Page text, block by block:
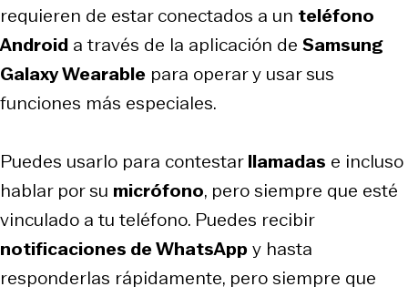
requieren de estar conectados a un teléfono
Android a través de la aplicación de Samsung
Galaxy Wearable para operar y usar sus
funciones más especiales.
Puedes usarlo para contestarllamadas e incluso
hablar por su micrófono, pero siempre que esté
vinculado a tu teléfono. Puedes recibir
notificaciones de WhatsApp y hasta
responderlas rápidamente, pero siempre que